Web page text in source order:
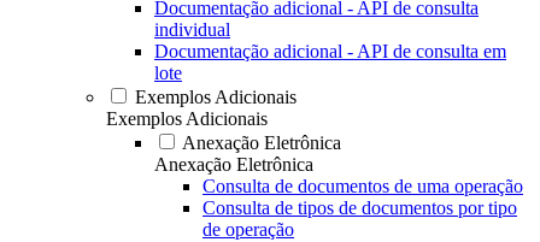
Documentação adicional - API de consulta
individual
Documentação adicional - API de consulta em
lote
Exemplos Adicionais
Exemplos Adicionais
Anexação Eletrônica
Anexação Eletrônica
Consulta de documentos de uma operação
Consulta de tipos de documentos por tipo
de operação